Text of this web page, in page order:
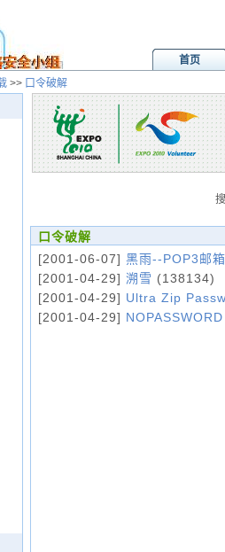
首页
>> 口令破解
口令破解
[2001-06-07] 黑雨--POP3邮
[2001-04-29] 溯雪 (138134)
[2001-04-29] Ultra Zip
[2001-04-29] NOPASSWORD